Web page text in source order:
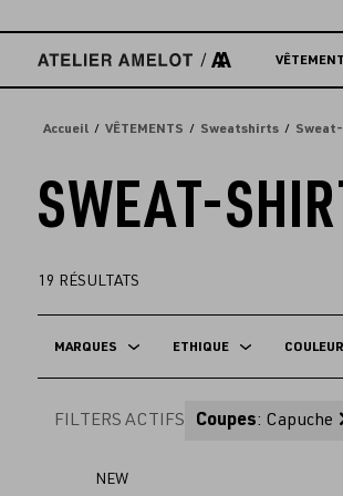
directement
contenu
Accueil VÊTEMENTS Sweatshirts
SWEAT-
19 RÉSULTATS
MARQUES ETHIQUE COULEUR
FILTERS ACTIFS Coupes: Capuche
NEW